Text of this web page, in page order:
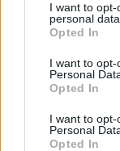
not limited to
grant or deny
use your data for
consent section.
I want to
personal data.
Opted In
I want to
Personal
Opted In
I want to
Personal
Opted In